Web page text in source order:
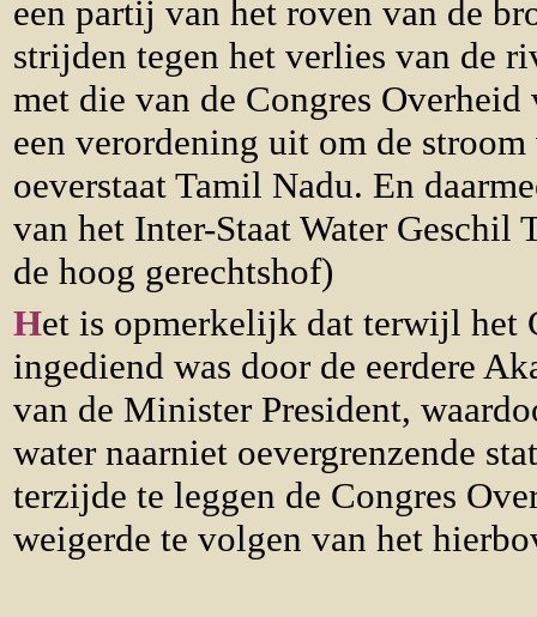
een partij van het roven van de
strijden tegen het verlies van de
met die van de Congres
een verordening uit om de
oeverstaat Tamil Nadu. En
van het Inter-Staat Water
de hoog gerechtshof)
Het is opmerkelijk dat terwijl het
ingediend was door de eerdere
van de Minister President,
water naarniet oevergrenzende
terzijde te leggen de Congres
weigerde te volgen van het